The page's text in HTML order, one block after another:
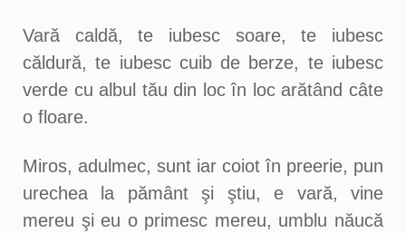
Vară caldă, te iubesc soare, te iubesc
căldură, te iubesc cuib de berze, te iubesc
verde cu albul tău din loc în loc arătând câte
o floare.
Miros, adulmec, sunt iar coiot în preerie, pun
urechea la pământ şi ştiu, e vară, vine
mereu şi eu o primesc mereu, umblu năucă